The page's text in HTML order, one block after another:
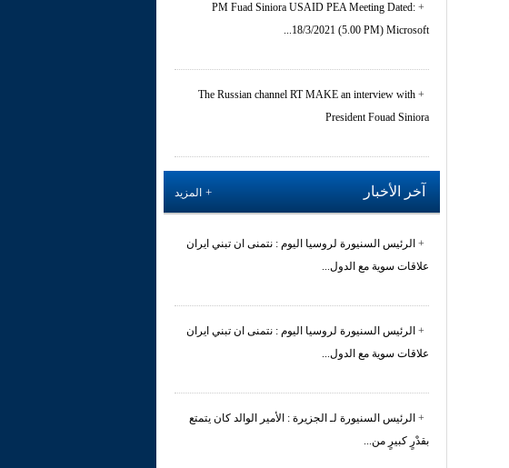
PM Fuad Siniora USAID PEA Meeting Dated:
18/3/2021 (5.00 PM) Microsoft...
The Russian channel RT MAKE an interview with
President Fouad Siniora
آخر الأخبار المزيد
الرئيس السنيورة لروسيا اليوم : نتمنى ان تبني ايران
علاقات سوية مع الدول...
الرئيس السنيورة لروسيا اليوم : نتمنى ان تبني ايران
علاقات سوية مع الدول...
الرئيس السنيورة لـ الجزيرة : الأمير الوالد كان يتمتع
بقدْرٍ كبيرٍ من...